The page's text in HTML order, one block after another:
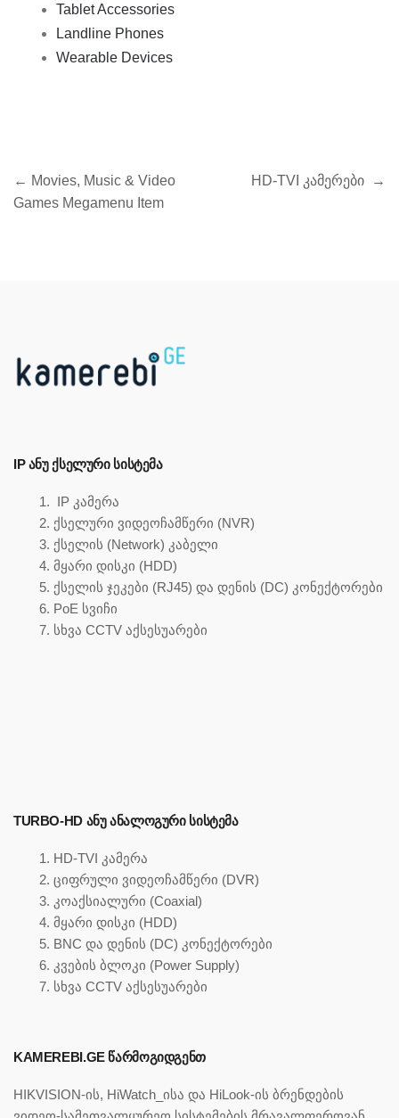
Tablet Accessories
Landline Phones
Wearable Devices
← Movies, Music & Video
Games Megamenu Item
HD-TVI კამერები →
IP ᲐᲜᲣ ᲥᲡᲔᲚᲣᲠᲘ ᲡᲘᲡᲢᲔᲛᲐ
IP კამერა
ქსელური ვიდეოჩამწერი (NVR)
ქსელის (Network) კაბელი
მყარი დისკი (HDD)
ქსელის ჯეკები (RJ45) და დენის (DC) კონექტორები
PoE სვიჩი
სხვა CCTV აქსესუარები
TURBO-HD ᲐᲜᲣ ᲐᲜᲐᲚᲝᲒᲣᲠᲘ ᲡᲘᲡᲢᲔᲛᲐ
HD-TVI კამერა
ციფრული ვიდეოჩამწერი (DVR)
კოაქსიალური (Coaxial)
მყარი დისკი (HDD)
BNC და დენის (DC) კონექტორები
კვების ბლოკი (Power Supply)
სხვა CCTV აქსესუარები
KAMEREBI.GE ᲬᲐᲠᲛᲝᲒᲘᲓᲒᲔᲜᲗ
HIKVISION-ის, HiWatch_ისა და HiLook-ის ბრენდების